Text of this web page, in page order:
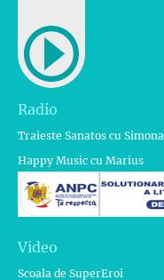
Radio
Traieste Sanatos cu Simona
Happy Music cu Marius
Video
Scoala de SuperEroi